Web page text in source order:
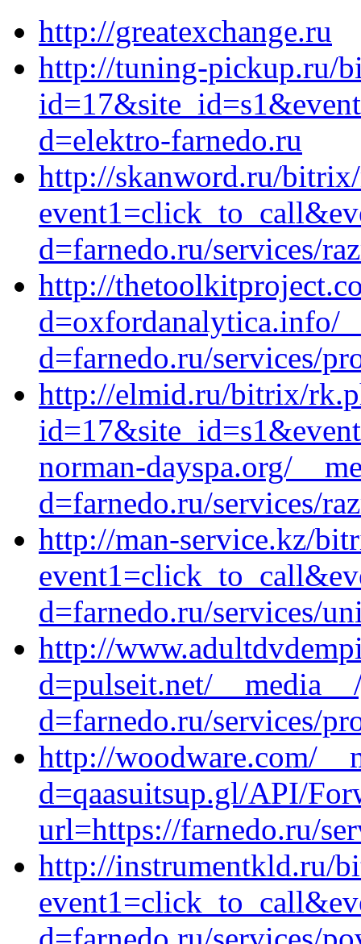
http://greatexchange.ru
http://tuning-pickup.ru/
d=elektro-farnedo.ru
http://skanword.ru/
d=farnedo.ru/services/
http://
d=oxfordanalytica.info/
d=farnedo.ru/services/
http://elmid.ru/bitrix/
norman-dayspa.org/
d=farnedo.ru/services/
http://man-service.kz/
d=farnedo.ru/services/
http://
d=pulseit.net/
d=farnedo.ru/services/
http://woodware.com/
d=qaasuitsup.gl/API/
url=https://farnedo.ru/
http://instrumentkld.ru/